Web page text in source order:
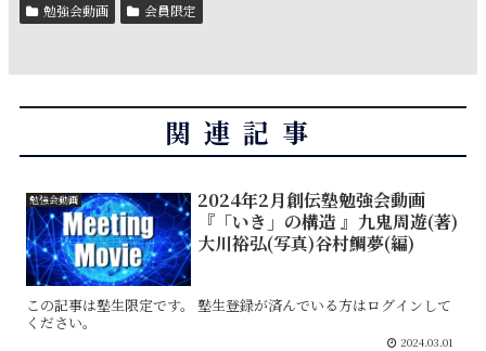
勉強会動画 会員限定
関連記事
勉強会動画
2024年2月創伝塾勉強会動画
『「いき」の構造 』九鬼周遊(著)
大川裕弘(写真)谷村鯛夢(編)
この記事は塾生限定です。 塾生登録が済んでいる方はログインして
ください。
2024.03.01